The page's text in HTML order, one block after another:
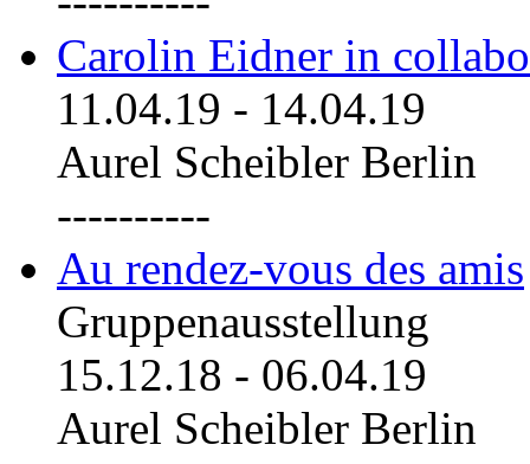
Carolin Eidner in
11.04.19 - 14.04.19
Aurel Scheibler Berlin
----------
Au rendez-vous des amis
Gruppenausstellung
15.12.18 - 06.04.19
Aurel Scheibler Berlin